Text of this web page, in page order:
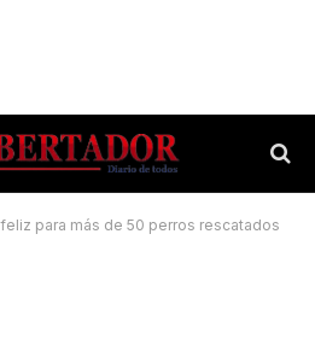
para más de 50 perros rescatados